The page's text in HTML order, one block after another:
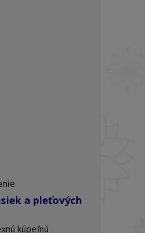
a pleťových
kúpeľnú